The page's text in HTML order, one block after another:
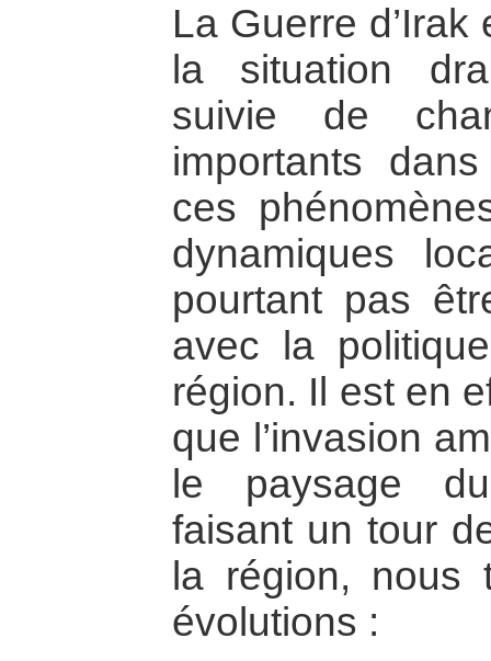
La Guerre
la situation
suivie de
importants
ces
dynamiques
pourtant pas
avec la
région. Il est en
que l’invasion
le paysage
faisant un tour
la région, nous
évolutions :